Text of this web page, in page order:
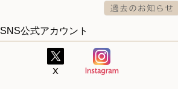
SNS公式アカウント